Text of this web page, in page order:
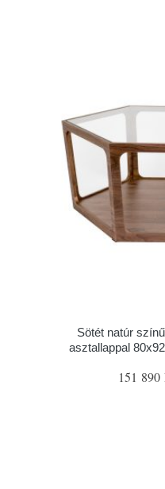
Sötét natúr
asztallappal
151 890